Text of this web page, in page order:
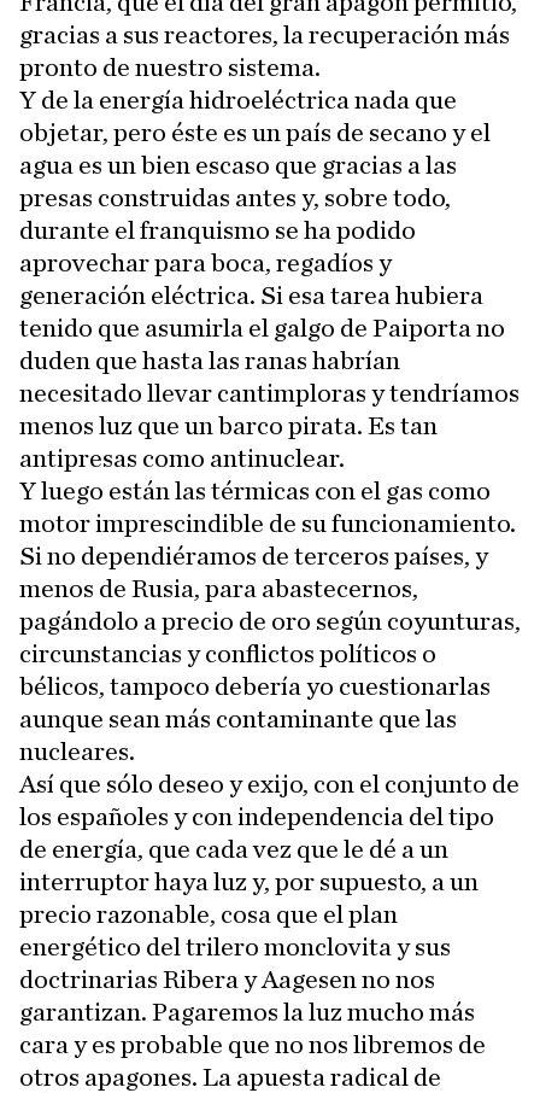
gracias a sus reactores, la recuperación más
pronto de nuestro sistema.
Y de la energía hidroeléctrica nada que
objetar, pero éste es un país de secano y el
agua es un bien escaso que gracias a las
presas construidas antes y, sobre todo,
durante el franquismo se ha podido
aprovechar para boca, regadíos y
generación eléctrica. Si esa tarea hubiera
tenido que asumirla el galgo de Paiporta no
duden que hasta las ranas habrían
necesitado llevar cantimploras y tendríamos
menos luz que un barco pirata. Es tan
antipresas como antinuclear.
Y luego están las térmicas con el gas como
motor imprescindible de su funcionamiento.
Si no dependiéramos de terceros países, y
menos de Rusia, para abastecernos,
pagándolo a precio de oro según coyunturas,
circunstancias y conflictos políticos o
bélicos, tampoco debería yo cuestionarlas
aunque sean más contaminante que las
nucleares.
Así que sólo deseo y exijo, con el conjunto de
los españoles y con independencia del tipo
de energía, que cada vez que le dé a un
interruptor haya luz y, por supuesto, a un
precio razonable, cosa que el plan
energético del trilero monclovita y sus
doctrinarias Ribera y Aagesen no nos
garantizan. Pagaremos la luz mucho más
cara y es probable que no nos libremos de
otros apagones. La apuesta radical de